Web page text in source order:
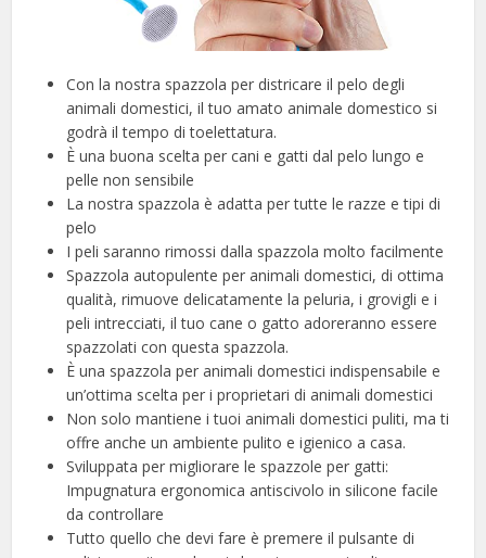
Con la nostra spazzola per districare il pelo degli
animali domestici, il tuo amato animale domestico si
godrà il tempo di toelettatura.
È una buona scelta per cani e gatti dal pelo lungo e
pelle non sensibile
La nostra spazzola è adatta per tutte le razze e tipi di
pelo
I peli saranno rimossi dalla spazzola molto facilmente
Spazzola autopulente per animali domestici, di ottima
qualità, rimuove delicatamente la peluria, i grovigli e i
peli intrecciati, il tuo cane o gatto adoreranno essere
spazzolati con questa spazzola.
È una spazzola per animali domestici indispensabile e
un’ottima scelta per i proprietari di animali domestici
Non solo mantiene i tuoi animali domestici puliti, ma ti
offre anche un ambiente pulito e igienico a casa.
Sviluppata per migliorare le spazzole per gatti:
Impugnatura ergonomica antiscivolo in silicone facile
da controllare
Tutto quello che devi fare è premere il pulsante di